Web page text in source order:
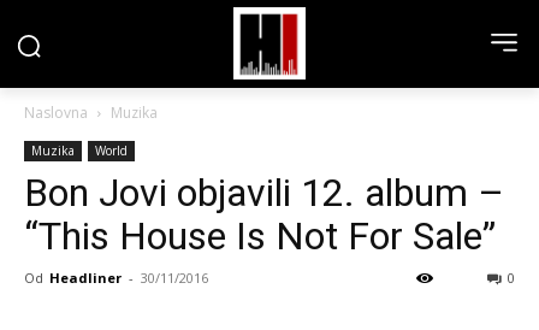
Naslovna Muzika
Muzika World
Bon Jovi objavili 12. album –
“This House Is Not For Sale”
Od Headliner - 30/11/2016 0